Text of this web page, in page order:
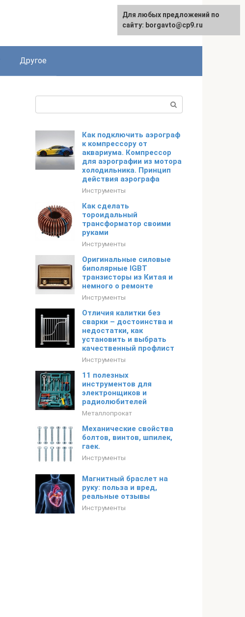
English
Другое
Как подключить аэрограф
к компрессору от
аквариума. Компрессор
для аэрографии из мотора
холодильника. Принцип
действия аэрографа
Инструменты
Как сделать
тороидальный
трансформатор своими
руками
Инструменты
Оригинальные силовые
биполярные IGBT
транзисторы из Китая и
немного о ремонте
Инструменты
Отличия калитки без
сварки – достоинства и
недостатки, как
установить и выбрать
качественный профлист
Инструменты
11 полезных
инструментов для
электронщиков и
радиолюбителей
Металлопрокат
Механические свойства
болтов, винтов, шпилек,
гаек.
Инструменты
Магнитный браслет на
руку: польза и вред,
реальные отзывы
Инструменты
Для любых предложений по
сайту: borgavto@cp9.ru